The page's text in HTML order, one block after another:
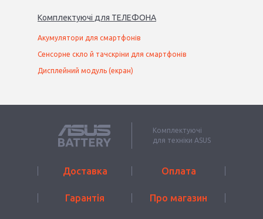
Комплектуючі для ТЕЛЕФОНА
Акумулятори для смартфонів
Сенсорне скло й тачскріни для смартфонів
Дисплейний модуль (екран)
Комплектуючі
для техніки ASUS
Доставка Оплата
Гарантія Про магазин